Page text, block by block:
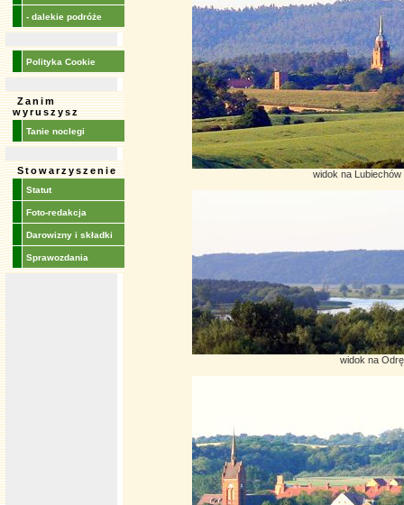
- dalekie podróże
Polityka Cookie
Zanim
wyruszysz
Tanie noclegi
Stowarzyszenie
Statut
Foto-redakcja
Darowizny i składki
Sprawozdania
widok na Lubiechów
widok na Odrę